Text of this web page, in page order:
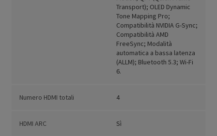
Transport); OLED Dynamic
Tone Mapping Pro;
Compatibilità NVIDIA G-Sync;
Compatibilità AMD
FreeSync; Modalità
automatica a bassa latenza
(ALLM); Bluetooth 5.3; Wi-Fi
6.
Numero HDMI totali 4
HDMI ARC Sì